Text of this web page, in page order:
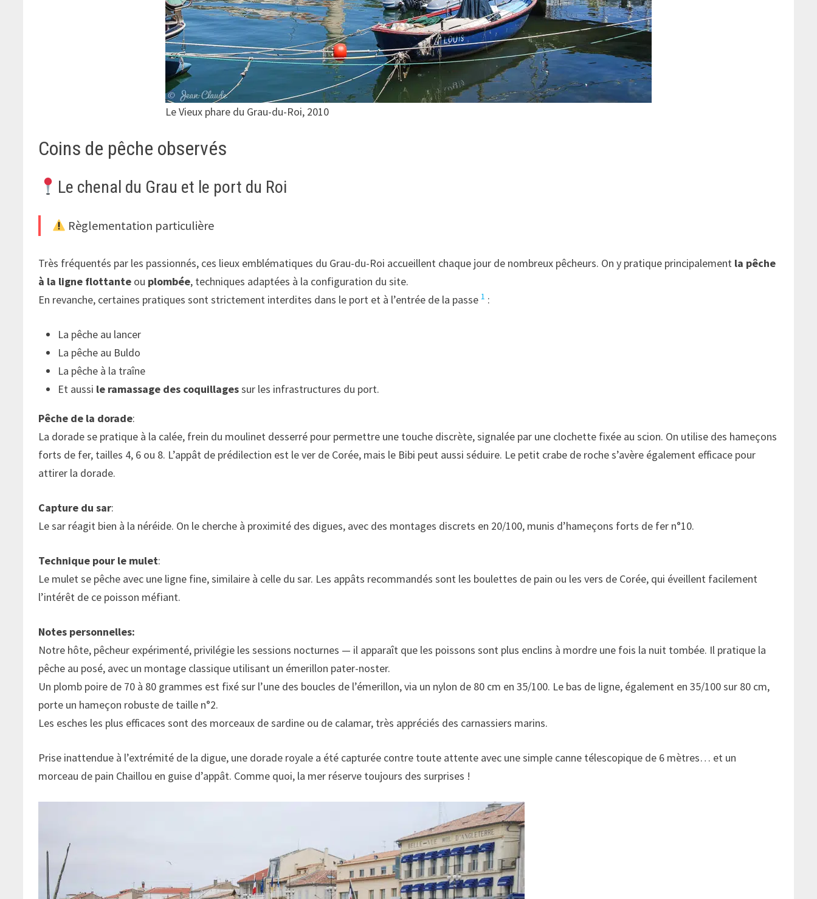
Le Vieux phare du Grau-du-Roi, 2010
Coins de pêche observés
Le chenal du Grau et le port du Roi
Règlementation particulière
Très fréquentés par les passionnés, ces lieux emblématiques du Grau-du-Roi accueillent chaque jour de nombreux pêcheurs. On y pratique principalement la pêche
à la ligne flottante ou plombée, techniques adaptées à la configuration du site.
En revanche, certaines pratiques sont strictement interdites dans le port et à l’entrée de la passe1 :
La pêche au lancer
La pêche au Buldo
La pêche à la traîne
Et aussi le ramassage des coquillagessur les infrastructures du port.
Pêche de la dorade:
La dorade se pratique à la calée, frein du moulinet desserré pour permettre une touche discrète, signalée par une clochette fixée au scion. On utilise des hameçons
forts de fer, tailles 4, 6 ou 8. L’appât de prédilection est le ver de Corée, mais le Bibi peut aussi séduire. Le petit crabe de roche s’avère également efficace pour
attirer la dorade.
Capture du sar:
Le sar réagit bien à la néréide. On le cherche à proximité des digues, avec des montages discrets en 20/100, munis d’hameçons forts de fer n°10.
Technique pour le mulet:
Le mulet se pêche avec une ligne fine, similaire à celle du sar. Les appâts recommandés sont les boulettes de pain ou les vers de Corée, qui éveillent facilement
l’intérêt de ce poisson méfiant.
Notes personnelles:
Notre hôte, pêcheur expérimenté, privilégie les sessions nocturnes — il apparaît que les poissons sont plus enclins à mordre une fois la nuit tombée. Il pratique la
pêche au posé, avec un montage classique utilisant un émerillon pater-noster.
Un plomb poire de 70 à 80 grammes est fixé sur l’une des boucles de l’émerillon, via un nylon de 80 cm en 35/100. Le bas de ligne, également en 35/100 sur 80 cm,
porte un hameçon robuste de taille n°2.
Les esches les plus efficaces sont des morceaux de sardine ou de calamar, très appréciés des carnassiers marins.
Prise inattendue à l’extrémité de la digue, une dorade royale a été capturée contre toute attente avec une simple canne télescopique de 6 mètres… et un
morceau de pain Chaillou en guise d’appât. Comme quoi, la mer réserve toujours des surprises !